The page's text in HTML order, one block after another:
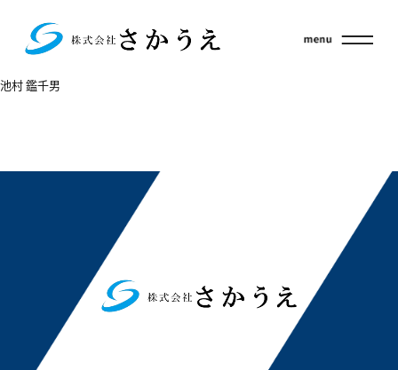
池村 鑑千男